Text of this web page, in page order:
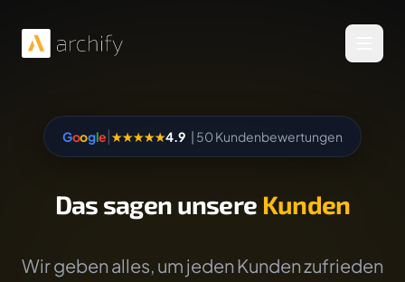
Google|★★★★★4.9 | 50 Kundenbewertungen
Das sagen unsere Kunden
Wir geben alles, um jeden Kunden zufrieden